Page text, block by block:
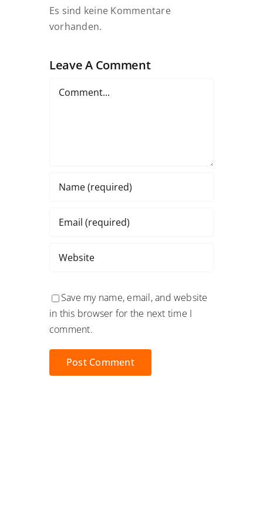
Es sind keine Kommentare
vorhanden.
Leave A Comment
Save my name, email, and website
in this browser for the next time I
comment.